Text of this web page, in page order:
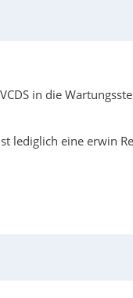
in die
lediglich eine erwin